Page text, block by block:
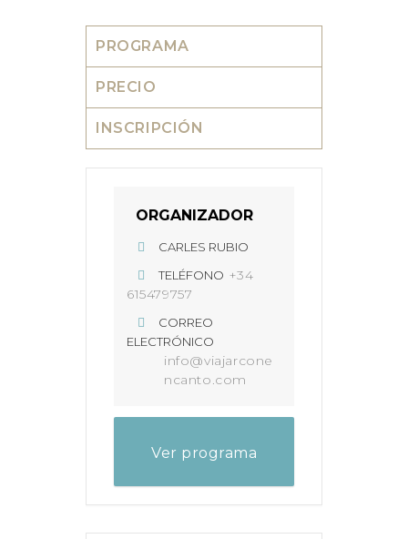
PROGRAMA
PRECIO
INSCRIPCIÓN
ORGANIZADOR
CARLES RUBIO
TELÉFONO +34
615479757
CORREO
ELECTRÓNICO
info@viajarcone
ncanto.com
Ver programa